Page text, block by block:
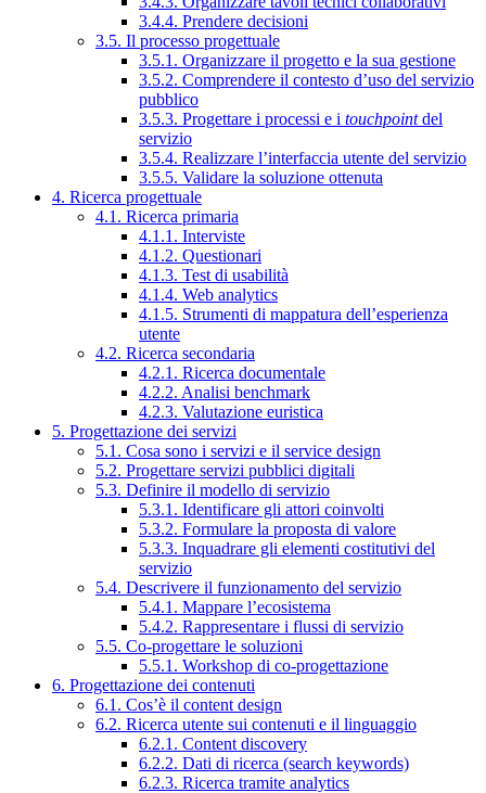
3.4.4. Prendere decisioni
3.5. Il processo progettuale
3.5.1. Organizzare il progetto e la sua gestione
3.5.2. Comprendere il contesto d’uso del servizio
pubblico
3.5.3. Progettare i processi e i touchpointdel
servizio
3.5.4. Realizzare l’interfaccia utente del servizio
3.5.5. Validare la soluzione ottenuta
4. Ricerca progettuale
4.1. Ricerca primaria
4.1.1. Interviste
4.1.2. Questionari
4.1.3. Test di usabilità
4.1.4. Web analytics
4.1.5. Strumenti di mappatura dell’esperienza
utente
4.2. Ricerca secondaria
4.2.1. Ricerca documentale
4.2.2. Analisi benchmark
4.2.3. Valutazione euristica
5. Progettazione dei servizi
5.1. Cosa sono i servizi e il service design
5.2. Progettare servizi pubblici digitali
5.3. Definire il modello di servizio
5.3.1. Identificare gli attori coinvolti
5.3.2. Formulare la proposta di valore
5.3.3. Inquadrare gli elementi costitutivi del
servizio
5.4. Descrivere il funzionamento del servizio
5.4.1. Mappare l’ecosistema
5.4.2. Rappresentare i flussi di servizio
5.5. Co-progettare le soluzioni
5.5.1. Workshop di co-progettazione
6. Progettazione dei contenuti
6.1. Cos’è il content design
6.2. Ricerca utente sui contenuti e il linguaggio
6.2.1. Content discovery
6.2.2. Dati di ricerca (search keywords)
6.2.3. Ricerca tramite analytics